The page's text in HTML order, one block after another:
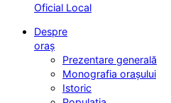
Oficial Local
Despre
oraș
Prezentare generală
Monografia orașului
Istoric